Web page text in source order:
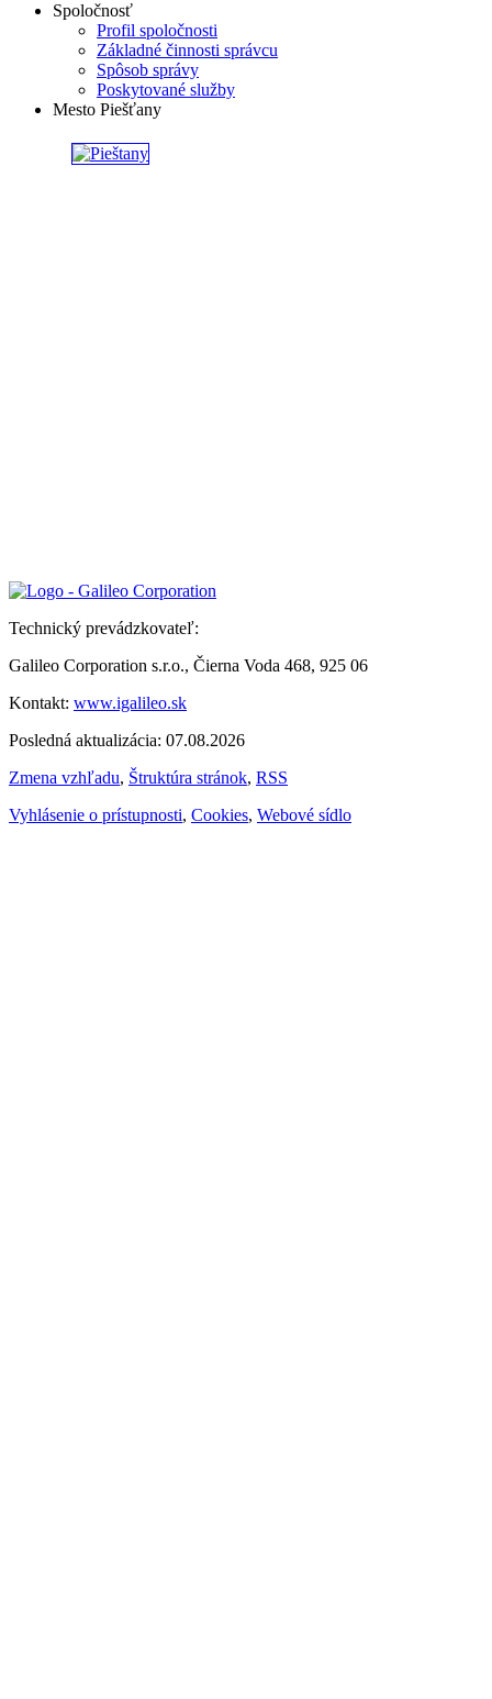
Spoločnosť
Profil spoločnosti
Základné činnosti správcu
Spôsob správy
Poskytované služby
Mesto Piešťany
Technický prevádzkovateľ:
Galileo Corporation s.r.o., Čierna Voda 468, 925 06
Kontakt: www.igalileo.sk
Posledná aktualizácia: 07.08.2026
Zmena vzhľadu, Štruktúra stránok, RSS
Vyhlásenie o prístupnosti, Cookies, Webové sídlo